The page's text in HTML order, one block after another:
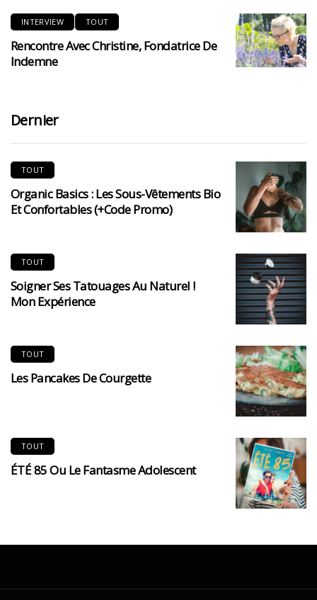
INTERVIEW TOUT
Rencontre Avec Christine, Fondatrice De
Indemne
Dernier
TOUT
Organic Basics : Les Sous-Vêtements Bio
Et Confortables (+code Promo)
TOUT
Soigner Ses Tatouages Au Naturel !
Mon Expérience
TOUT
Les Pancakes De Courgette
TOUT
ÉTÉ 85 Ou Le Fantasme Adolescent